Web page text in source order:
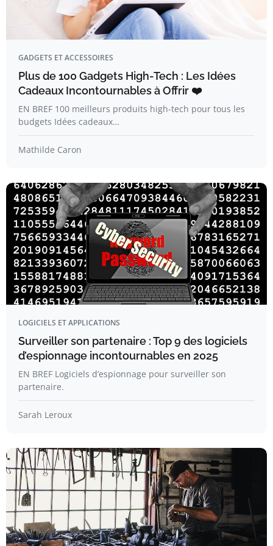
GADGETS ET ACCESSOIRES
Plus de 100 Gadgets High-Tech : Les Idées
Cadeaux Incontournables à Offrir ❤️
EN BREF 100 meilleurs produits high-tech pour tous les
budgets Idées cadeaux…
Mathilde Caron
LOGICIELS ET APPLICATIONS
Surveiller son partenaire : Top 9 des logiciels
d’espionnage incontournables en 2025
EN BREF Logiciels d’espionnage pour surveiller son
partenaire.
Sarah Leroux